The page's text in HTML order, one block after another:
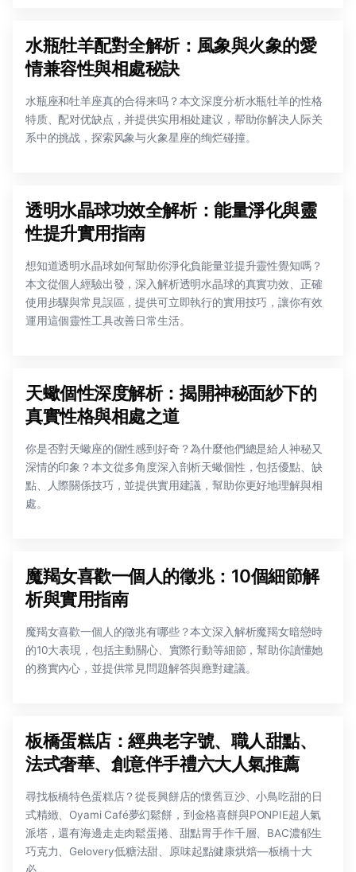
水瓶牡羊配對全解析：風象與火象的愛
情兼容性與相處秘訣
水瓶座和牡羊座真的合得来吗？本文深度分析水瓶牡羊的性格
特质、配对优缺点，并提供实用相处建议，帮助你解决人际关
系中的挑战，探索风象与火象星座的绚烂碰撞。
透明水晶球功效全解析：能量淨化與靈
性提升實用指南
想知道透明水晶球如何幫助你淨化負能量並提升靈性覺知嗎？
本文從個人經驗出發，深入解析透明水晶球的真實功效、正確
使用步驟與常見誤區，提供可立即執行的實用技巧，讓你有效
運用這個靈性工具改善日常生活。
天蠍個性深度解析：揭開神秘面紗下的
真實性格與相處之道
你是否對天蠍座的個性感到好奇？為什麼他們總是給人神秘又
深情的印象？本文從多角度深入剖析天蠍個性，包括優點、缺
點、人際關係技巧，並提供實用建議，幫助你更好地理解與相
處。
魔羯女喜歡一個人的徵兆：10個細節解
析與實用指南
魔羯女喜歡一個人的徵兆有哪些？本文深入解析魔羯女暗戀時
的10大表現，包括主動關心、實際行動等細節，幫助你讀懂她
的務實內心，並提供常見問題解答與應對建議。
板橋蛋糕店：經典老字號、職人甜點、
法式奢華、創意伴手禮六大人氣推薦
尋找板橋特色蛋糕店？從長興餅店的懷舊豆沙、小鳥吃甜的日
式精緻、Oyami Café夢幻鬆餅，到金格喜餅與PONPIE超人氣
派塔，還有海邊走走肉鬆蛋捲、甜點胃手作千層、BAC濃郁生
巧克力、Gelovery低糖法甜、原味起點健康烘焙—板橋十大